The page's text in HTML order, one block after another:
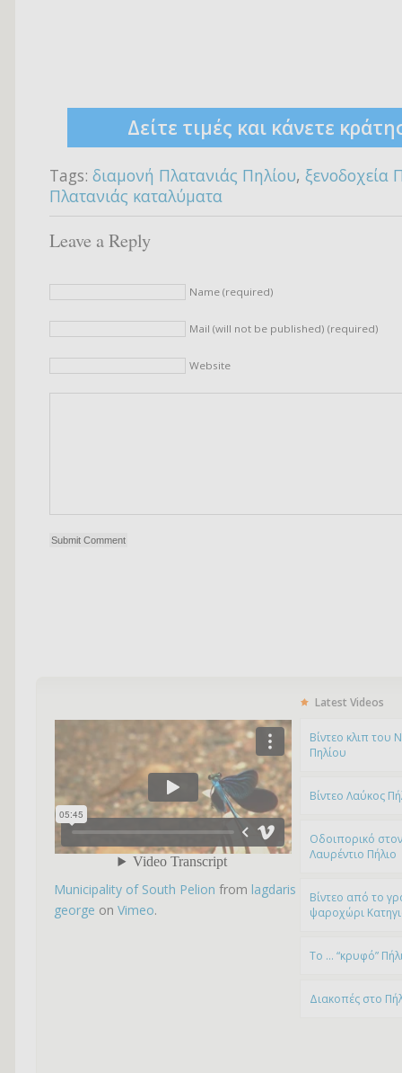
Δείτε τιμές και κάνετε
Tags: διαμονή Πλατανιάς Πηλίου, ξενοδοχεία
Πλατανιάς καταλύματα
Leave a Reply
Name (required)
Mail (will not be published) (required)
Website
Municipality of South Pelion from lagdaris
george on Vimeo.
Latest Videos
Bίντεο κλιπ του
Πηλίου
Βίντεο Λαύκος
Οδοιπορικό
Λαυρέντιο Πήλιο
Βίντεο από το
ψαροχώρι
To … “κρυφό”
Διακοπές στο